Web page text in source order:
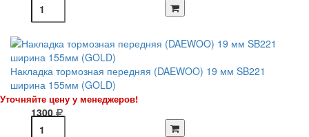
Накладка тормозная передняя (DAEWOO) 19 мм SB221
ширина 155мм (GOLD)
Уточняйте цену у менеджеров!
1300